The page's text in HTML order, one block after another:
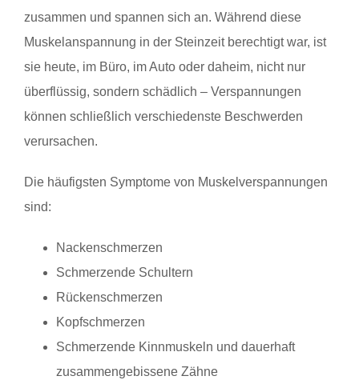
zusammen und spannen sich an. Während diese
Muskelanspannung in der Steinzeit berechtigt war, ist
sie heute, im Büro, im Auto oder daheim, nicht nur
überflüssig, sondern schädlich – Verspannungen
können schließlich verschiedenste Beschwerden
verursachen.
Die häufigsten Symptome von Muskelverspannungen
sind:
Nackenschmerzen
Schmerzende Schultern
Rückenschmerzen
Kopfschmerzen
Schmerzende Kinnmuskeln und dauerhaft
zusammengebissene Zähne